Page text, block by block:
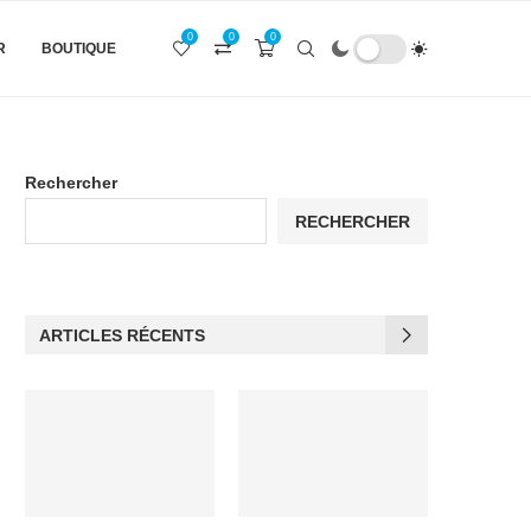
BOUTIQUE
0
0
0
Rechercher
RECHERCHER
ARTICLES RÉCENTS